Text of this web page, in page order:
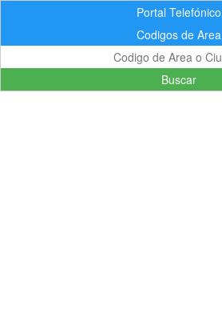
Portal Telefónico
Codigos de Area
Buscar